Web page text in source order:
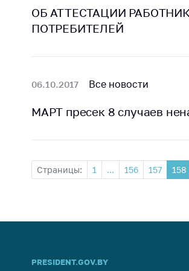
ОБ АТТЕСТАЦИИ
ПОТРЕБИТЕЛЕЙ
06.10.2017 Все новости
МАРТ пресек 8 случаев
Страницы: 1 ... 156 157 158
PRESIDENT.GOV.BY